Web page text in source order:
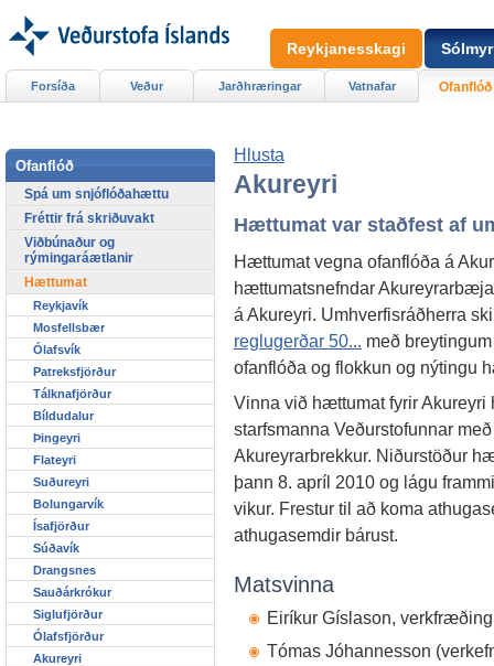
Hlusta
Akureyri
Hættumat var staðfest af
Hættumat vegna ofanflóða á
hættumatsnefndar
á Akureyri. Umhverfisráðherra
reglugerðar 50...
með
ofanflóða og flokkun og nýtingu
Vinna við hættumat fyrir Akureyri
starfsmanna Veðurstofunnar
Akureyrarbrekkur. Niðurstöður
þann 8. apríl 2010 og lágu
vikur. Frestur til að koma
athugasemdir bárust.
Matsvinna
Eiríkur Gíslason,
Tómas Jóhannesson
Forsíða Veður Jarðhræringar Vatnafar Ofanflóð
Ofanflóð
Spá um snjóflóðahættu
Fréttir frá skriðuvakt
Viðbúnaður og
rýmingaráætlanir
Hættumat
Reykjavík
Mosfellsbær
Ólafsvík
Patreksfjörður
Tálknafjörður
Bíldudalur
Þingeyri
Flateyri
Suðureyri
Bolungarvík
Ísafjörður
Súðavík
Drangsnes
Sauðárkrókur
Siglufjörður
Ólafsfjörður
Akureyri
Reykjanesskagi